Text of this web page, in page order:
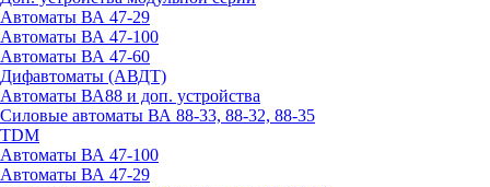
Автоматы ВА 47-29
Автоматы ВА 47-100
Автоматы ВА 47-60
Дифавтоматы (АВДТ)
Автоматы ВА88 и доп. устройства
Силовые автоматы ВА 88-33, 88-32, 88-35
TDM
Автоматы ВА 47-100
Автоматы ВА 47-29